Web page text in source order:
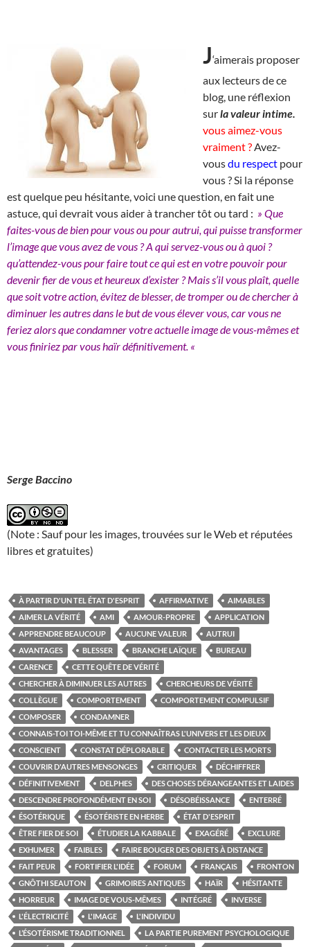
J‘aimerais proposer
aux lecteurs de ce
blog, une réflexion
surla valeur intime.
vous aimez-vous
vraiment ? Avez-
vousdu respect pour
vous ? Si la réponse
est quelque peu hésitante, voici une question, en fait une
astuce, qui devrait vous aider à trancher tôt ou tard : » Que
faites-vous de bien pour vous ou pour autrui, qui puisse transformer
l’image que vous avez de vous ? A qui servez-vous ou à quoi ?
qu’attendez-vous pour faire tout ce qui est en votre pouvoir pour
devenir fier de vous et heureux d’exister ? Mais s’il vous plaît, quelle
que soit votre action, évitez de blesser, de tromper ou de chercher à
diminuer les autres dans le but de vous élever vous, car vous ne
feriez alors que condamner votre actuelle image de vous-mêmes et
vous finiriez par vous haïr définitivement. «
Serge Baccino
(Note : Sauf pour les images, trouvées sur le Web et réputées
libres et gratuites)
À PARTIR D'UN TEL ÉTAT D'ESPRIT AFFIRMATIVE
AIMABLES
AIMER LA VÉRITÉ
AMI AMOUR-PROPRE
APPLICATION
APPRENDRE BEAUCOUP
AUCUNE VALEUR
AUTRUI
AVANTAGES
BLESSER BRANCHE LAÏQUE
BUREAU
CARENCE
CETTE QUÊTE DE VÉRITÉ
CHERCHER À DIMINUER LES AUTRES
CHERCHEURS DE VÉRITÉ
COLLÈGUE
COMPORTEMENT
COMPORTEMENT COMPULSIF
COMPOSER
CONDAMNER
CONNAIS-TOI TOI-MÊME ET TU CONNAÎTRAS L'UNIVERS ET LES DIEUX
CONSCIENT
CONSTAT DÉPLORABLE
CONTACTER LES MORTS
COUVRIR D'AUTRES MENSONGES
CRITIQUER
DÉCHIFFRER
DÉFINITIVEMENT
DELPHES
DES CHOSES DÉRANGEANTES ET LAIDES
DESCENDRE PROFONDÉMENT EN SOI
DÉSOBÉISSANCE
ENTERRÉ
ÉSOTÉRIQUE
ÉSOTÉRISTE EN HERBE
ÉTAT D'ESPRIT
ÊTRE FIER DE SOI
ÉTUDIER LA KABBALE EXAGÉRÉ
EXCLURE
EXHUMER
FAIBLES
FAIRE BOUGER DES OBJETS À DISTANCE
FAIT PEUR
FORTIFIER L'IDÉE FORUM FRANÇAIS
FRONTON
GNÔTHI SEAUTON
GRIMOIRES ANTIQUES HAÏR
HÉSITANTE
HORREUR
IMAGE DE VOUS-MÊMES INTÉGRÉ
INVERSE
L'ÉLECTRICITÉ
L'IMAGE
L'INDIVIDU
L’ÉSOTÉRISME TRADITIONNEL
LA PARTIE PUREMENT PSYCHOLOGIQUE